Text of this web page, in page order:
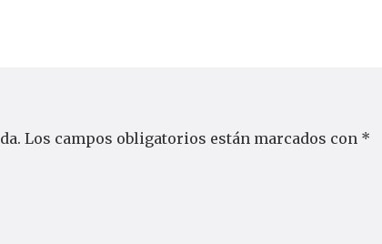
Los campos obligatorios están marcados con *